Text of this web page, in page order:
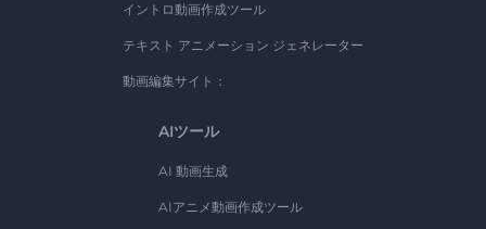
イントロ動画作成ツール
テキスト アニメーション ジェネレーター
動画編集サイト：
AIツール
AI 動画生成
AIアニメ動画作成ツール